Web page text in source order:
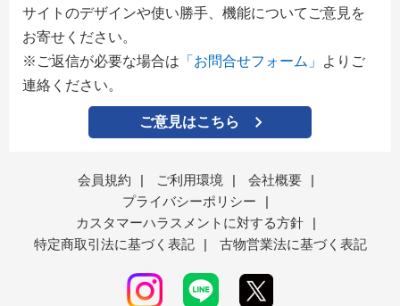
サイトのデザインや使い勝手、機能についてご意見を
お寄せください。
※ご返信が必要な場合は 「お問合せフォーム」
よりご
連絡ください。
ご意見はこちら
会員規約 | ご利用環境 | 会社概要
|
プライバシーポリシー
|
カスタマーハラスメントに対する方針
|
特定商取引法に基づく表記
| 古物営業法に基づく表記